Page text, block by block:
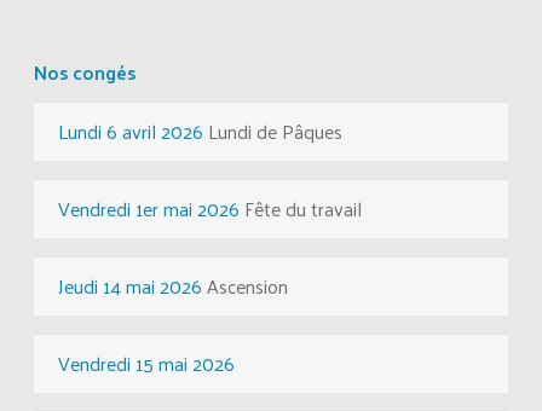
Nos congés
Lundi 6 avril 2026 Lundi de Pâques
Vendredi 1er mai 2026 Fête du travail
Jeudi 14 mai 2026Ascension
Vendredi 15 mai 2026